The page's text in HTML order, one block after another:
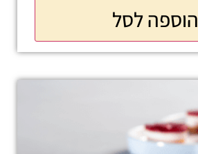
הוספה לסל